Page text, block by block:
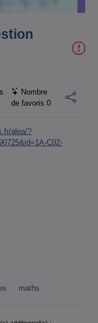
Nombre
de favoris 0
alea/?
C02-
maths